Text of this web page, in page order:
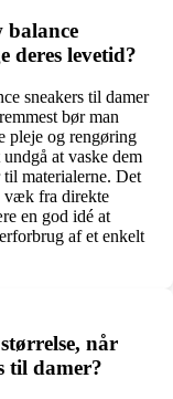
balance
deres levetid?
sneakers til damer
bør man
pleje og rengøring
at vaske dem
materialerne. Det
væk fra direkte
en god idé at
af et enkelt
når
til damer?